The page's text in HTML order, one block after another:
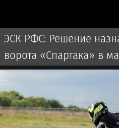
ЭСК РФС: Решение
ворота «Спартака» в
верное